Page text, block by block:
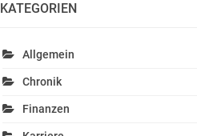
KATEGORIEN
Allgemein
Chronik
Finanzen